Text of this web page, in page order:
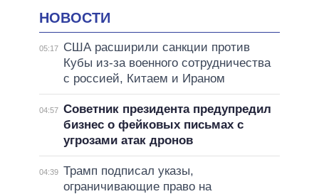
НОВОСТИ
05:17
США расширили санкции против
Кубы из-за военного сотрудничества
с россией, Китаем и Ираном
04:57 Советник президента предупредил
бизнес о фейковых письмах с
угрозами атак дронов
04:39 Трамп подписал указы,
ограничивающие право на